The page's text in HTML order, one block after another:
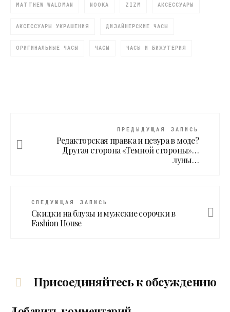
MATTHEW WALDMAN NOOKA ZIZM АКСЕССУAРЫ
АКСЕССУАРЫ УКРАШЕНИЯ ДИЗАЙНЕРСКИЕ ЧАСЫ
ОРИГИНАЛЬНЫЕ ЧАСЫ ЧАСЫ ЧАСЫ И БИЖУТЕРИЯ
ПРЕДЫДУЩАЯ ЗАПИСЬ
Редакторская правка и цезура в моде?
Другая сторона «Темной стороны»…
луны…
СЛЕДУЮЩАЯ ЗАПИСЬ
Скидки на блузы и мужские сорочки в
Fashion House
Присоединяйтесь к обсуждению